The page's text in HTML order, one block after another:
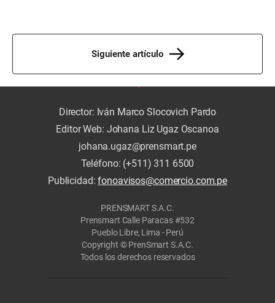
Siguiente artículo
Director: Iván Marco Slocovich Pardo
Editor Web: Johana Liz Ugaz Oscanoa
johana.ugaz@prensmart.pe
Teléfono: (+511) 311 6500
Publicidad:fonoavisos@comercio.com.pe
PRENSMART S.A.C.
Prensmart Calle Paracas #532
Pueblo Libre, Lima - Perú
Copyright © PrenSmart S.A.C.
Todos los derechos reservados